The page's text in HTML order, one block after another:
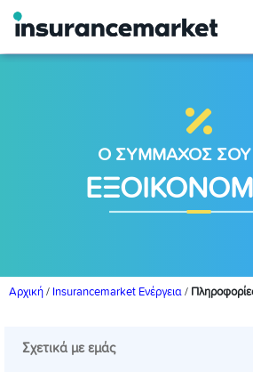
Ο ΣΥΜΜΑΧΟΣ ΣΟΥ
Αρχική / Insurancemarket Ενέργεια /
Σχετικά με εμάς